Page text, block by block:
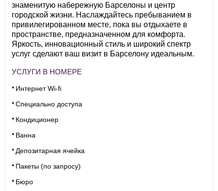
знаменитую набережную Барселоны и центр
городской жизни. Наслаждайтесь пребыванием в
привилегированном месте, пока вы отдыхаете в
пространстве, предназначенном для комфорта.
Яркость, инновационный стиль и широкий спектр
услуг сделают ваш визит в Барселону идеальным.
УСЛУГИ В НОМЕРЕ
Интернет Wi-fi
Специально доступа
Кондиционер
Ванна
Депозитарная ячейка
Пакеты (по запросу)
Бюро